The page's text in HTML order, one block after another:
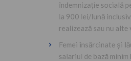
îndemnizație socială
la 900 lei/lună
realizează sau nu
Femei însărcinate și
salariul de bază